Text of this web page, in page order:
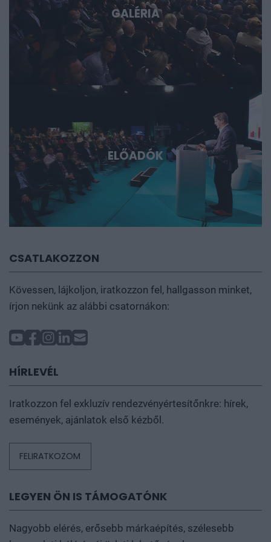
GALÉRIA
ELŐADÓK
CSATLAKOZZON
Kövessen, lájkoljon, iratkozzon fel, hallgasson minket,
írjon nekünk az alábbi csatornákon:
HÍRLEVÉL
Iratkozzon fel exkluzív rendezvényértesítőnkre: hírek,
események, ajánlatok első kézből.
FELIRATKOZOM
LEGYEN ÖN IS TÁMOGATÓNK
Nagyobb elérés, erősebb márkaépítés, szélesebb